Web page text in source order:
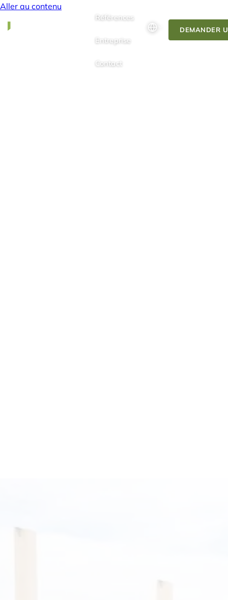
Aller au contenu
Références
Entreprise
Contact
DEMANDER